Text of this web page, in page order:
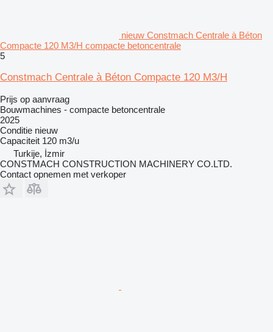
nieuw Constmach Centrale à Béton
Compacte 120 M3/H compacte betoncentrale
5
Constmach Centrale à Béton Compacte 120 M3/H
Prijs op aanvraag
Bouwmachines - compacte betoncentrale
2025
Conditie nieuw
Capaciteit 120 m3/u
Turkije, İzmir
CONSTMACH CONSTRUCTION MACHINERY CO.LTD.
Contact opnemen met verkoper